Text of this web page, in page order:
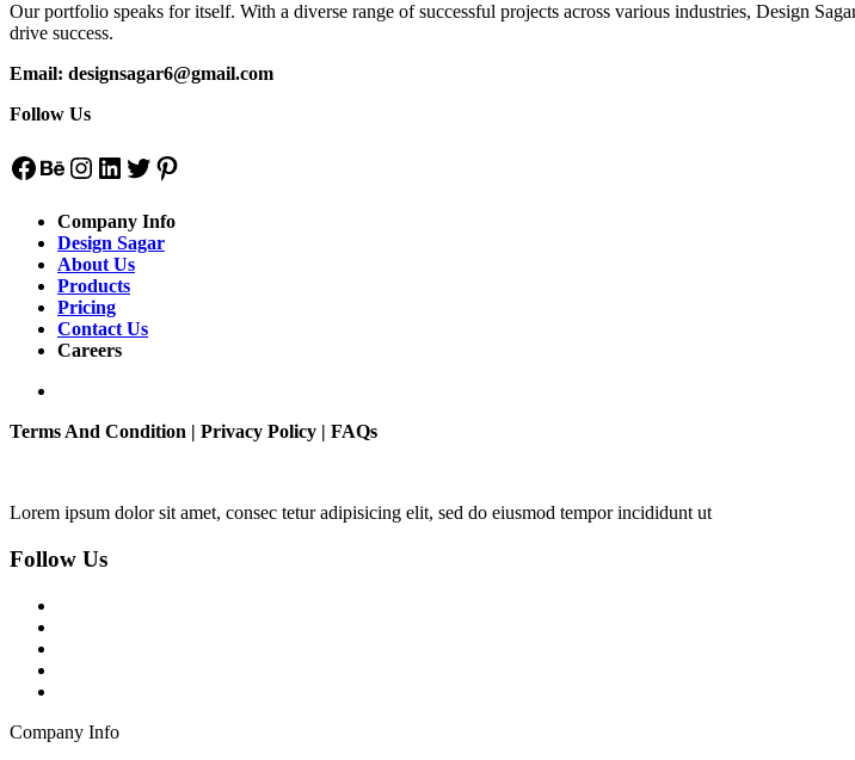
Our portfolio speaks for itself. With a diverse range of successful projects across various industries, Design
drive success.
Email: designsagar6@gmail.com
Follow Us
Company Info
Design Sagar
About Us
Products
Pricing
Contact Us
Careers
Terms And Condition | Privacy Policy | FAQs
Lorem ipsum dolor sit amet, consec tetur adipisicing elit, sed do eiusmod tempor incididunt ut
Follow Us
Company Info